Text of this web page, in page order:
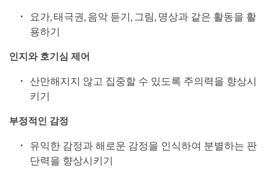
요가, 태극권, 음악 듣기, 그림, 명상과 같은 활동을 활
용하기
인지와 호기심 제어
산만해지지 않고 집중할 수 있도록 주의력을 향상시
키기
부정적인 감정
유익한 감정과 해로운 감정을 인식하여 분별하는 판
단력을 향상시키기